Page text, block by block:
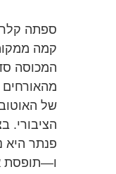
ספתה
קמה
המכוסה
של
הציבורי.
פנתר היא
ו—תופסת